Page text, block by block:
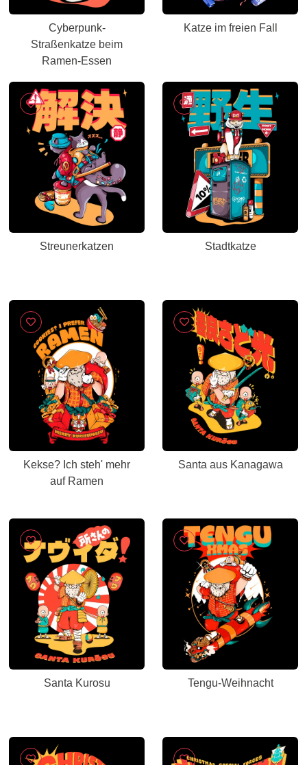
Cyberpunk-
Straßenkatze beim
Ramen-Essen
Katze im freien Fall
Streunerkatzen Stadtkatze
Kekse? Ich steh' mehr
auf Ramen
Santa aus Kanagawa
Santa Kurosu Tengu-Weihnacht